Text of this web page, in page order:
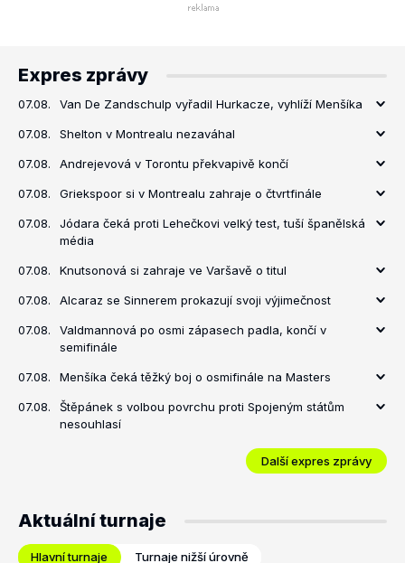
Expres zprávy
07.08. Van De Zandschulp vyřadil Hurkacze, vyhlíží Menšíka
07.08. Shelton v Montrealu nezaváhal
07.08. Andrejevová v Torontu překvapivě končí
07.08. Griekspoor si v Montrealu zahraje o čtvrtfinále
07.08.
Jódara čeká proti Lehečkovi velký test, tuší španělská
média
07.08. Knutsonová si zahraje ve Varšavě o titul
07.08. Alcaraz se Sinnerem prokazují svoji výjimečnost
07.08.
Valdmannová po osmi zápasech padla, končí v
semifinále
07.08. Menšíka čeká těžký boj o osmifinále na Masters
07.08.
Štěpánek s volbou povrchu proti Spojeným státům
nesouhlasí
Další expres zprávy
Aktuální turnaje
Hlavní turnaje Turnaje nižší úrovně